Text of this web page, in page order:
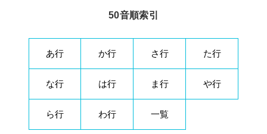
50音順索引
あ行 か行 さ行 た行
な行 は行 ま行 や行
ら行 わ行 一覧